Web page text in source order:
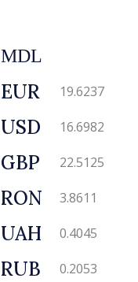
MDL
EUR 19.6237
USD 16.6982
GBP 22.5125
RON 3.8611
UAH 0.4045
RUB 0.2053